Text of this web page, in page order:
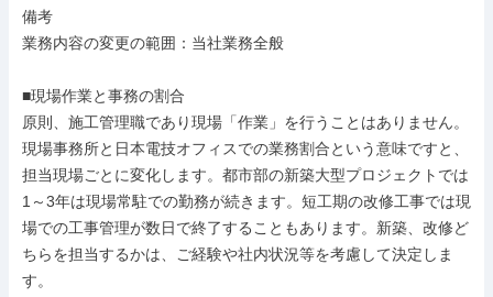
備考
業務内容の変更の範囲：当社業務全般
■現場作業と事務の割合
原則、施工管理職であり現場「作業」を行うことはありません。
現場事務所と日本電技オフィスでの業務割合という意味ですと、
担当現場ごとに変化します。都市部の新築大型プロジェクトでは
1～3年は現場常駐での勤務が続きます。短工期の改修工事では現
場での工事管理が数日で終了することもあります。新築、改修ど
ちらを担当するかは、ご経験や社内状況等を考慮して決定しま
す。